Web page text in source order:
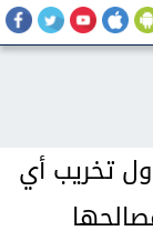
تخريب أي